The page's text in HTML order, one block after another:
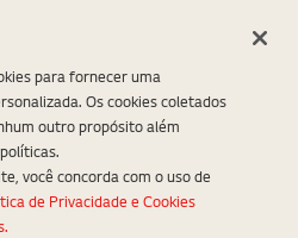
para fornecer uma
Os cookies coletados
outro propósito além
você concorda com o uso de
de Privacidade e Cookies